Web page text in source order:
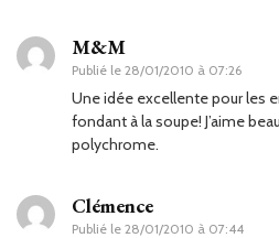
M&M
Publié le 28/01/2010 à 07:26
Une idée excellente pour les
fondant à la soupe! J’aime
polychrome.
Clémence
Publié le 28/01/2010 à 07:44